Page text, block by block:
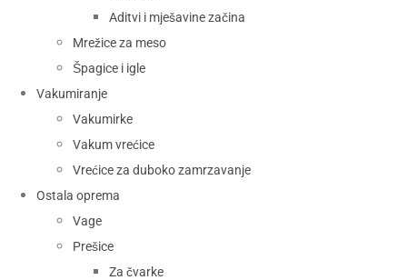
Aditvi i mješavine začina
Mrežice za meso
Špagice i igle
Vakumiranje
Vakumirke
Vakum vrećice
Vrećice za duboko zamrzavanje
Ostala oprema
Vage
Prešice
Za čvarke